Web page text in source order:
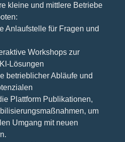
kleine und mittlere Betriebe
Anlaufstelle für Fragen und
Workshops zur
Lösungen
betrieblicher Abläufe und
Plattform Publikationen,
um
Umgang mit neuen